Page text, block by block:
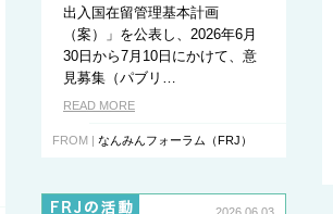
出入国在留管理基本計画
（案）」を公表し、2026年6月
30日から7月10日にかけて、意
見募集（パブリ…
READ MORE
FROM | なんみんフォーラム（FRJ）